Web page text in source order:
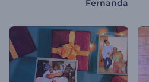
Fernanda